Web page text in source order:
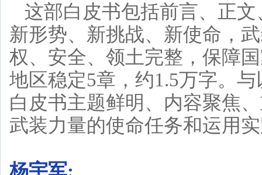
这部白皮书包括前言、正
新形势、新挑战、新使命，
权、安全、领土完整，保障
地区稳定5章，约1.5万字。
白皮书主题鲜明、内容聚焦
武装力量的使命任务和运用